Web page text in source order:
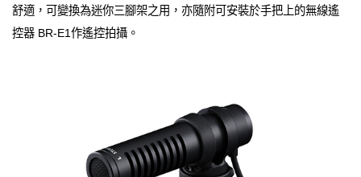
舒適，可變換為迷你三腳架之用，亦隨附可安裝於手把上的無線遙
控器 BR-E1作遙控拍攝。